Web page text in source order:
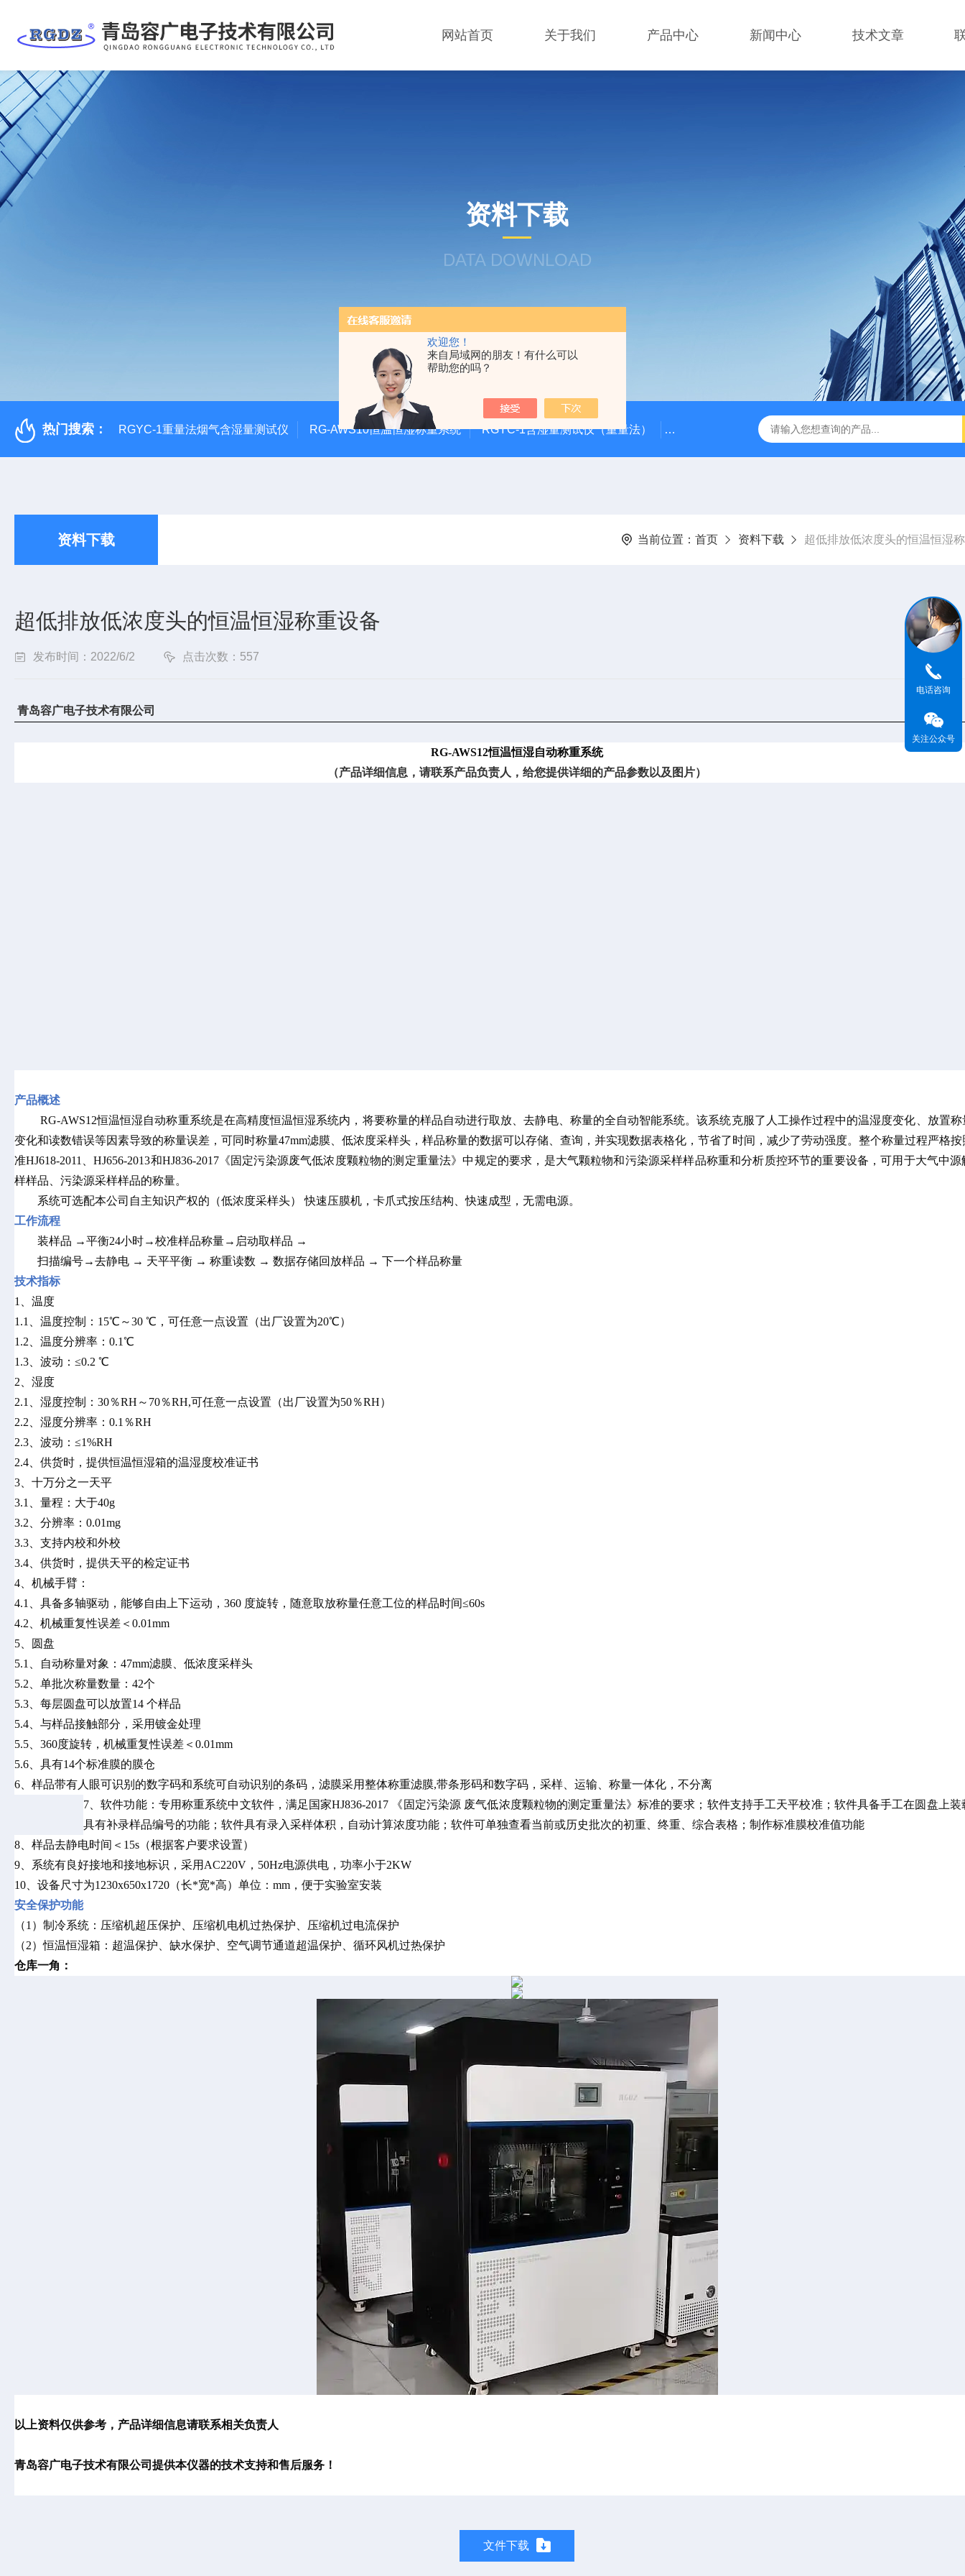
欢迎您！
来自局域网的朋友！有什么可以
帮助您的吗？
网站首页 关于我们 产品中心 新闻中心 技术文章
资料下载
DATA DOWNLOAD
热门搜索： RGYC-1重量法烟气含湿量测试仪 RG-AWS10恒温恒湿称重系统 RGYC-1含湿量测试仪（重量法） RG-AWS12低浓度采样头称重系统 RGK-300容广便
资料下载 当前位置： 首页 资料下载 超低排放低浓度头的恒温恒湿
超低排放低浓度头的恒温恒湿称重设备
发布时间：2022/6/2 点击次数：557
青岛容广电子技术有限公司
RG-AWS12恒温恒湿自动称重系统
（产品详细信息，请联系产品负责人，给您提供详细的产品参数以及图片）
产品概述
RG-AWS12恒温恒湿自动称重系统是在高精度恒温恒湿系统内，将要称量的样品自动进行取放、去静电、称量的全自动智能系统。该系统克服了人工操作过程中的温湿度变化、放置
变化和读数错误等因素导致的称量误差，可同时称量47mm滤膜、低浓度采样头，样品称量的数据可以存储、查询，并实现数据表格化，节省了时间， 减少了劳动强度。整个称量过程严格
准HJ618-2011、HJ656-2013和HJ836-2017《固定污染源废气低浓度颗粒物的测定重量法》中规定的要求，是大气颗粒物和污染源采样样品称重和分析质控环节的重要设备，可用于大气中
样样品、污染源采样样品的称量。
系统可选配本公司自主知识产权的（低浓度采样头）
快速压膜机，卡爪式按压结构、快速成型，无需电源。
工作流程
装样品 →平衡24小时→校准样品称量→启动取样品 →
扫描编号→去静电 → 天平平衡 → 称重读数 → 数据存储回放样品 → 下一个样品称量
技术指标
1、温度
1.1、温度控制：15℃～30 ℃，可任意一点设置（出厂设置为20℃）
1.2、温度分辨率：0.1℃
1.3、波动：≤0.2 ℃
2、湿度
2.1、湿度控制：30％RH～70％RH,可任意一点设置（出厂设置为50％RH）
2.2、湿度分辨率：0.1％RH
2.3、波动：≤1%RH
2.4、供货时，提供恒温恒湿箱的温湿度校准证书
3、十万分之一天平
3.1、量程：大于40g
3.2、分辨率：0.01mg
3.3、支持内校和外校
3.4、供货时，提供天平的检定证书
4、机械手臂：
4.1、具备多轴驱动，能够自由上下运动，360 度旋转，随意取放称量任意工位的样品时间≤60s
4.2、机械重复性误差＜0.01mm
5、圆盘
5.1、自动称量对象：47mm滤膜、低浓度采样头
5.2、单批次称量数量：42个
5.3、每层圆盘可以放置14 个样品
5.4、与样品接触部分，采用镀金处理
5.5、360度旋转，机械重复性误差＜0.01mm
5.6、具有14个标准膜的膜仓
6、样品带有人眼可识别的数字码和系统可自动识别的条码，滤膜采用整体称重滤膜,带条形码和数字码，采样、运输、称量一体化，不分离
7、软件功能：专用称重系统中文软件，满足国家HJ836-2017 《固定污染源 废气低浓度颗粒物的测定重量法》标准的要求；软件支持手工天平校准；软件具备手工在圆盘上
具有补录样品编号的功能；软件具有录入采样体积，自动计算浓度功能；软件可单独查看当前或历史批次的初重、终重、综合表格；制作标准膜校准值功能
8、样品去静电时间＜15s（根据客户要求设置）
9、系统有良好接地和接地标识，采用AC220V，50Hz电源供电，功率小于2KW
10、设备尺寸为1230x650x1720（长*宽*高）单位：mm，便于实验室安装
安全保护功能
（1）制冷系统：压缩机超压保护、压缩机电机过热保护、压缩机过电流保护
（2）恒温恒湿箱：超温保护、缺水保护、空气调节通道超温保护、循环风机过热保护
仓库一角：
以上资料仅供参考，产品详细信息请联系相关负责人
青岛容广电子技术有限公司提供本仪器的技术支持和售后服务！
文件下载
电话咨询
关注公众号